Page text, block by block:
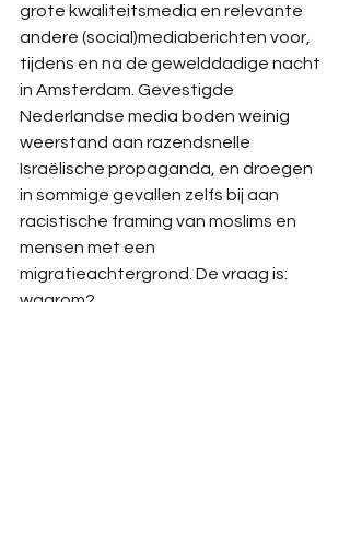
grote kwaliteitsmedia en relevante
andere (social)mediaberichten voor,
tijdens en na de gewelddadige nacht
in Amsterdam. Gevestigde
Nederlandse media boden weinig
weerstand aan razendsnelle
Israëlische propaganda, en droegen
in sommige gevallen zelfs bij aan
racistische framing van moslims en
mensen met een
migratieachtergrond. De vraag is:
waarom?